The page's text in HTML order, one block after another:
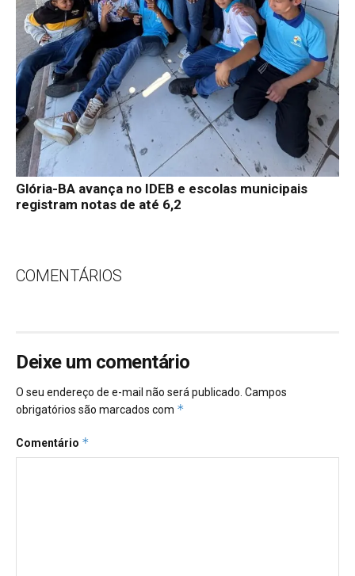
Glória-BA avança no IDEB e escolas municipais
registram notas de até 6,2
COMENTÁRIOS
Deixe um comentário
O seu endereço de e-mail não será publicado. Campos
obrigatórios são marcados com *
Comentário *